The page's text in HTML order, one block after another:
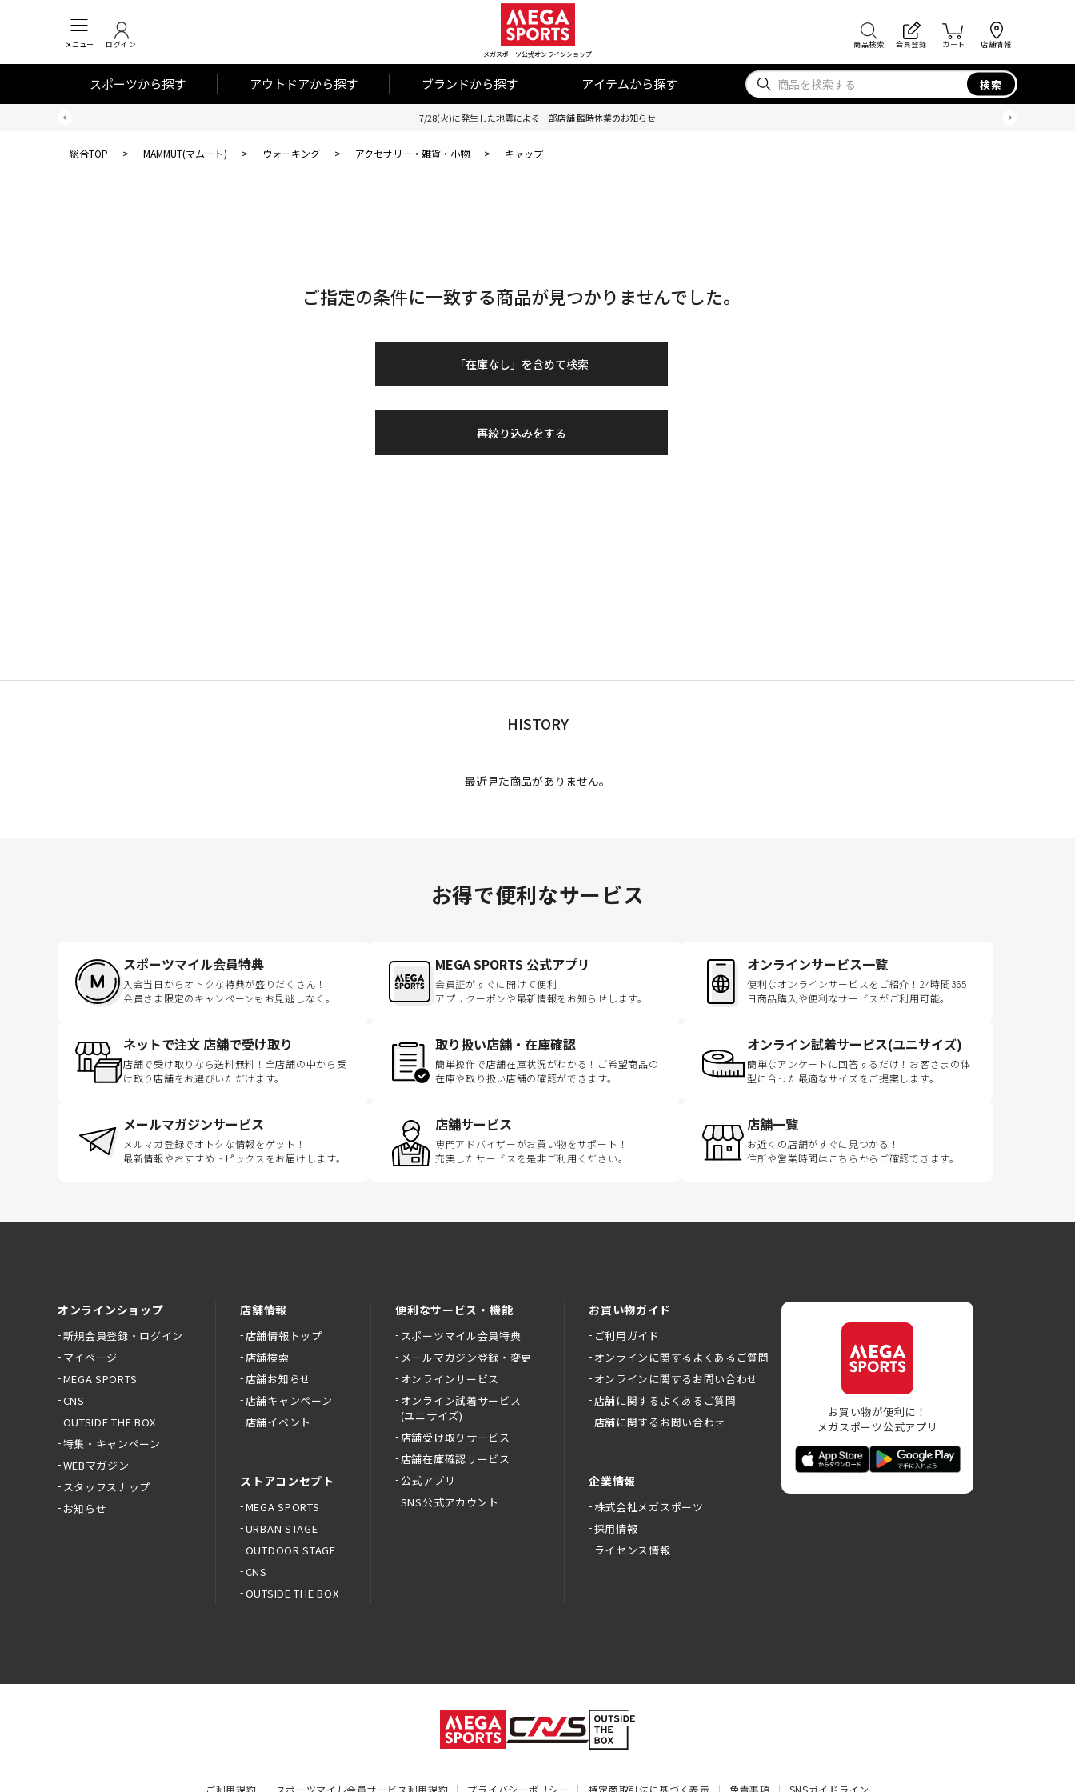
メニュー ログイン
メガスポーツ公式オンラインショップ
商品検索 会員登録 カート 店舗情報
スポーツから探す アウトドアから探す ブランドから探す アイテムから探す 検索
7/28(火)に発生した地震による一部店舗 臨時休業のお知らせ
総合TOP > MAMMUT(マムート) > ウォーキング > アクセサリー・雑貨・小物 > キャップ
ご指定の条件に一致する商品が見つかりませんでした。
「在庫なし」を含めて検索
再絞り込みをする
HISTORY
最近見た商品がありません。
お得で便利なサービス
スポーツマイル会員特典
入会当日からオトクな特典が盛りだくさん！
会員さま限定のキャンペーンもお見逃しなく。
MEGA SPORTS 公式アプリ
会員証がすぐに開けて便利！
アプリクーポンや最新情報をお知らせします。
オンラインサービス一覧
便利なオンラインサービスをご紹介！24時間365
日商品購入や便利なサービスがご利用可能。
ネットで注文 店舗で受け取り
店舗で受け取りなら送料無料！全店舗の中から受
け取り店舗をお選びいただけます。
取り扱い店舗・在庫確認
簡単操作で店舗在庫状況がわかる！ご希望商品の
在庫や取り扱い店舗の確認ができます。
オンライン試着サービス(ユニサイズ)
簡単なアンケートに回答するだけ！お客さまの体
型に合った最適なサイズをご提案します。
メールマガジンサービス
メルマガ登録でオトクな情報をゲット！
最新情報やおすすめトピックスをお届けします。
店舗サービス
専門アドバイザーがお買い物をサポート！
充実したサービスを是非ご利用ください。
店舗一覧
お近くの店舗がすぐに見つかる！
住所や営業時間はこちらからご確認できます。
オンラインショップ
新規会員登録・ログイン
マイページ
MEGA SPORTS
CNS
OUTSIDE THE BOX
特集・キャンペーン
WEBマガジン
スタッフスナップ
お知らせ
店舗情報
店舗情報トップ
店舗検索
店舗お知らせ
店舗キャンペーン
店舗イベント
ストアコンセプト
MEGA SPORTS
URBAN STAGE
OUTDOOR STAGE
CNS
OUTSIDE THE BOX
便利なサービス・機能
スポーツマイル会員特典
メールマガジン登録・変更
オンラインサービス
オンライン試着サービス
(ユニサイズ)
店舗受け取りサービス
店舗在庫確認サービス
公式アプリ
SNS公式アカウント
お買い物ガイド
ご利用ガイド
オンラインに関するよくあるご質問
オンラインに関するお問い合わせ
店舗に関するよくあるご質問
店舗に関するお問い合わせ
企業情報
株式会社メガスポーツ
採用情報
ライセンス情報
お買い物が便利に！
メガスポーツ公式アプリ
ご利用規約 スポーツマイル会員サービス利用規約 プライバシーポリシー 特定商取引法に基づく表示 免責事項 SNSガイドライン